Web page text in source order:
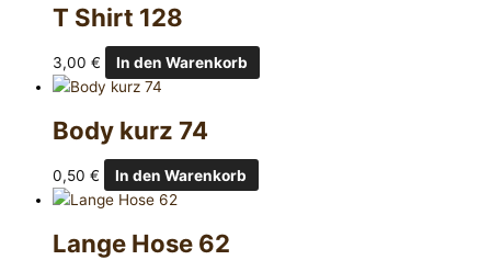
T Shirt 128
3,00 € In den Warenkorb
Body kurz 74
0,50 € In den Warenkorb
Lange Hose 62